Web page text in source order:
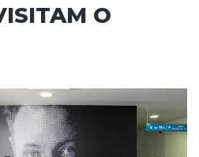
O